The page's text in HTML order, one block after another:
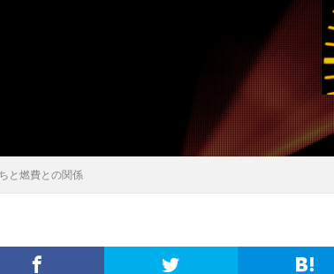
と燃費との関係